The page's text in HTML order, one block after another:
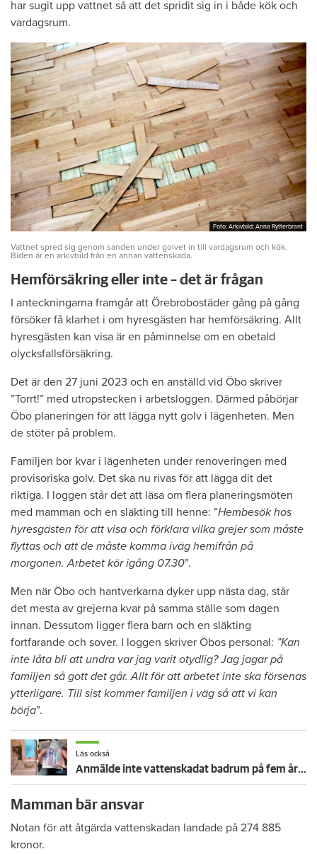
har sugit upp vattnet så att det spridit sig in i både kök och
vardagsrum.
Foto: Arkivbild: Anna Rytterbrant
Foto: Arkivbild: Anna Rytterbrant
Vattnet spred sig genom sanden under golvet in till vardagsrum och kök.
Biden är en arkivbild från en annan vattenskada.
Hemförsäkring eller inte – det är frågan
I anteckningarna framgår att Örebrobostäder gång på gång
försöker få klarhet i om hyresgästen har hemförsäkring. Allt
hyresgästen kan visa är en påminnelse om en obetald
olycksfallsförsäkring.
Det är den 27 juni 2023 och en anställd vid Öbo skriver
”Torrt!” med utropstecken i arbetsloggen. Därmed påbörjar
Öbo planeringen för att lägga nytt golv i lägenheten. Men
de stöter på problem.
Familjen bor kvar i lägenheten under renoveringen med
provisoriska golv. Det ska nu rivas för att lägga dit det
riktiga. I loggen står det att läsa om flera planeringsmöten
med mamman och en släkting till henne: ”Hembesök hos
hyresgästen för att visa och förklara vilka grejer som måste
flyttas och att de måste komma iväg hemifrån på
morgonen. Arbetet kör igång 07.30”.
Men när Öbo och hantverkarna dyker upp nästa dag, står
det mesta av grejerna kvar på samma ställe som dagen
innan. Dessutom ligger flera barn och en släkting
fortfarande och sover. I loggen skriver Öbos personal: ”Kan
inte låta bli att undra var jag varit otydlig? Jag jagar på
familjen så gott det går. Allt för att arbetet inte ska försenas
ytterligare. Till sist kommer familjen i väg så att vi kan
börja”.
Läs också
Anmälde inte vattenskadat badrum på fem år – krävs på 125 000 kronor
Mamman bär ansvar
Notan för att åtgärda vattenskadan landade på 274 885
kronor.